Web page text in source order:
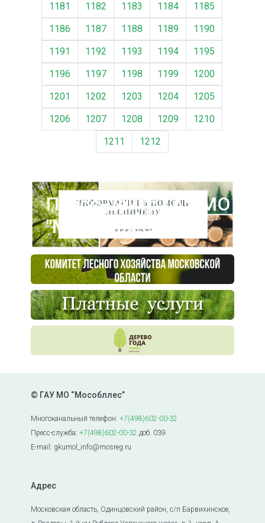
1181
1182 1183 1184
1185
1186
1187 1188 1189
1190
1191
1192 1193 1194
1195
1196
1197 1198 1199
1200
1201
1202 1203 1204
1205
1206
1207 1208 1209
1210
1211
1212
Пресс-центр ГАУ МО
"Мособллес"
© ГАУ МО “Мособллес”
Многоканальный телефон:+7(498)602-00-32
Пресс-служба:+7(498)602-00-32 доб. 039
E-mail: gkumol_info@mosreg.ru
Адрес
Московская область, Одинцовский район, с/п Барвихинское,